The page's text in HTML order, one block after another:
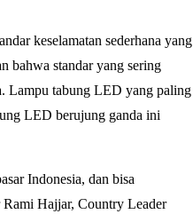
keselamatan sederhana yang
bahwa standar yang sering
Lampu tabung LED yang paling
LED berujung ganda ini
Indonesia, dan bisa
Rami Hajjar, Country Leader